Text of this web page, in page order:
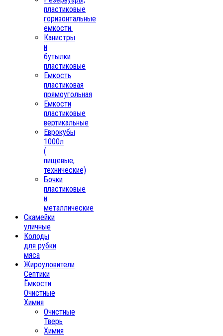
пластиковые
горизонтальные
емкости.
Канистры
и
бутылки
пластиковые
Емкость
пластиковая
прямоугольная
Емкости
пластиковые
вертикальные
Еврокубы
1000л
(
пищевые,
технические)
Бочки
пластиковые
и
металлические
Скамейки
уличные
Колоды
для рубки
мяса
Жироуловители
Септики
Ёмкости
Очистные
Химия
Очистные
Тверь
Химия